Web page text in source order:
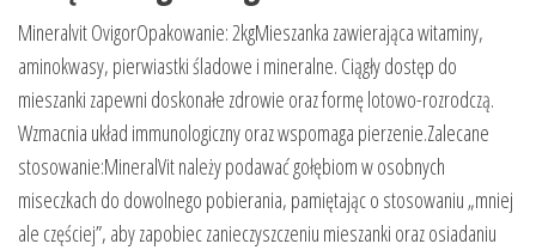
Mineralvit OvigorOpakowanie: 2kgMieszanka zawierająca witaminy,
aminokwasy, pierwiastki śladowe i mineralne. Ciągły dostęp do
mieszanki zapewni doskonałe zdrowie oraz formę lotowo-rozrodczą.
Wzmacnia układ immunologiczny oraz wspomaga pierzenie.Zalecane
stosowanie:MineralVit należy podawać gołębiom w osobnych
miseczkach do dowolnego pobierania, pamiętając o stosowaniu „mniej
ale częściej”, aby zapobiec zanieczyszczeniu mieszanki oraz osiadaniu